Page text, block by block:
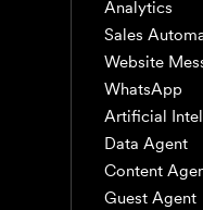
Analytics
Sales
Website
WhatsApp
Artificial
Data Agent
Content
Guest Agent